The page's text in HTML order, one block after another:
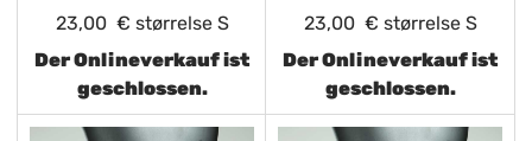
23,00 € størrelse S
Der Onlineverkauf ist
geschlossen.
23,00 € størrelse S
Der Onlineverkauf ist
geschlossen.